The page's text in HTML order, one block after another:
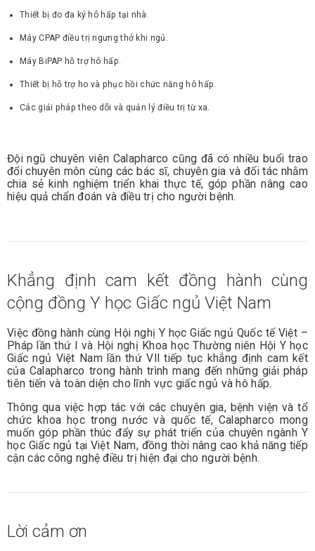
Thiết bị đo đa ký hô hấp tại nhà.
Máy CPAP điều trị ngưng thở khi ngủ.
Máy BiPAP hỗ trợ hô hấp.
Thiết bị hỗ trợ ho và phục hồi chức năng hô hấp.
Các giải pháp theo dõi và quản lý điều trị từ xa.
Đội ngũ chuyên viên Calapharco cũng đã có nhiều buổi trao
đổi chuyên môn cùng các bác sĩ, chuyên gia và đối tác nhằm
chia sẻ kinh nghiệm triển khai thực tế, góp phần nâng cao
hiệu quả chẩn đoán và điều trị cho người bệnh.
Khẳng định cam kết đồng hành cùng
cộng đồng Y học Giấc ngủ Việt Nam
Việc đồng hành cùng Hội nghị Y học Giấc ngủ Quốc tế Việt –
Pháp lần thứ I và Hội nghị Khoa học Thường niên Hội Y học
Giấc ngủ Việt Nam lần thứ VII tiếp tục khẳng định cam kết
của Calapharco trong hành trình mang đến những giải pháp
tiên tiến và toàn diện cho lĩnh vực giấc ngủ và hô hấp.
Thông qua việc hợp tác với các chuyên gia, bệnh viện và tổ
chức khoa học trong nước và quốc tế, Calapharco mong
muốn góp phần thúc đẩy sự phát triển của chuyên ngành Y
học Giấc ngủ tại Việt Nam, đồng thời nâng cao khả năng tiếp
cận các công nghệ điều trị hiện đại cho người bệnh.
Lời cảm ơn